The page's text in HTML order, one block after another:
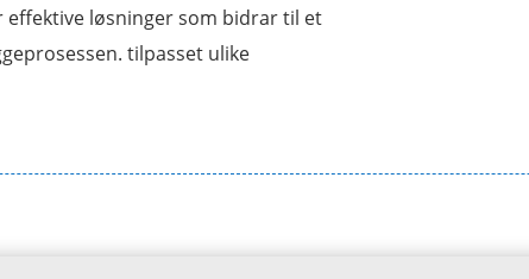
effektive løsninger som bidrar til et
tilpasset ulike